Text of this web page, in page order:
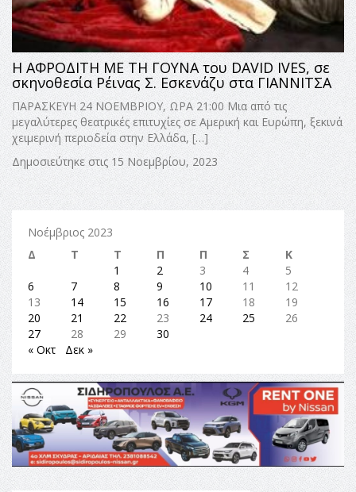
Η ΑΦΡΟΔΙΤΗ ΜΕ ΤΗ ΓΟΥΝΑ του DAVID IVES, σε
σκηνοθεσία Ρέινας Σ. Εσκενάζυ στα ΓΙΑΝΝΙΤΣΑ
ΠΑΡΑΣΚΕΥΗ 24 ΝΟΕΜΒΡΙΟΥ, ΩΡΑ 21:00 Μια από τις
μεγαλύτερες θεατρικές επιτυχίες σε Αμερική και Ευρώπη, ξεκινά
χειμερινή περιοδεία στην Ελλάδα, […]
Δημοσιεύτηκε στις 15 Νοεμβρίου, 2023
Νοέμβριος 2023
Δ
Τ Τ Π Π Σ
Κ
1
2 3 4
5
6
7 8 9 10 11
12
13
14 15 16 17 18
19
20
21 22 23 24 25
26
27
28 29
30
« Οκτ
Δεκ »